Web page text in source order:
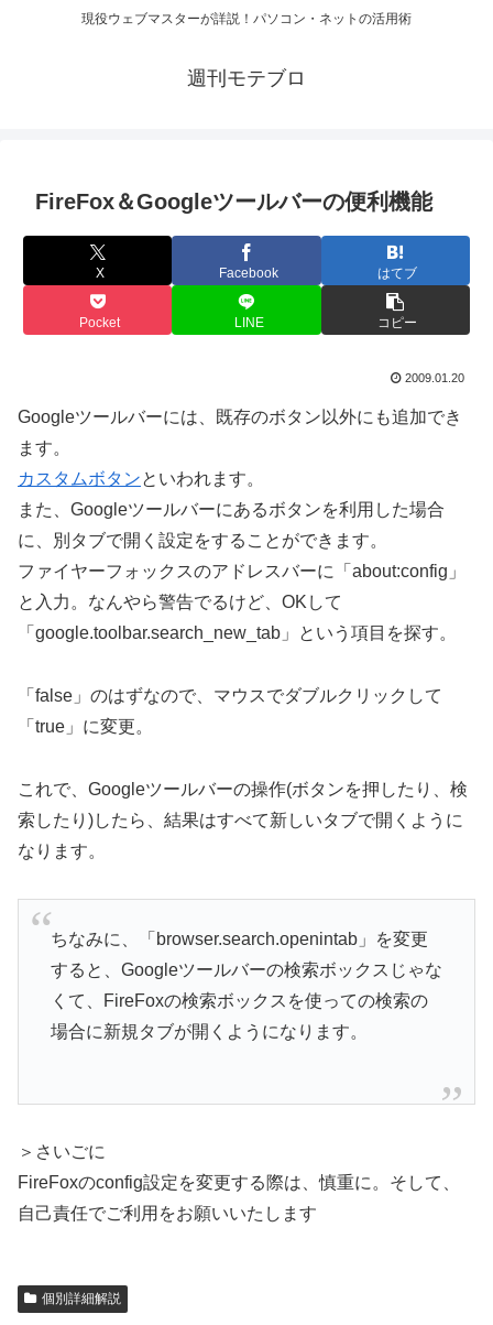
現役ウェブマスターが詳説！パソコン・ネットの活用術
週刊モテブロ
FireFox＆Googleツールバーの便利機能
X Facebook はてブ
Pocket LINE コピー
2009.01.20
Googleツールバーには、既存のボタン以外にも追加でき
ます。
カスタムボタンといわれます。
また、Googleツールバーにあるボタンを利用した場合
に、別タブで開く設定をすることができます。
ファイヤーフォックスのアドレスバーに「about:config」
と入力。なんやら警告でるけど、OKして
「google.toolbar.search_new_tab」という項目を探す。
「false」のはずなので、マウスでダブルクリックして
「true」に変更。
これで、Googleツールバーの操作(ボタンを押したり、検
索したり)したら、結果はすべて新しいタブで開くように
なります。
ちなみに、「browser.search.openintab」を変更
すると、Googleツールバーの検索ボックスじゃな
くて、FireFoxの検索ボックスを使っての検索の
場合に新規タブが開くようになります。
＞さいごに
FireFoxのconfig設定を変更する際は、慎重に。そして、
自己責任でご利用をお願いいたします
個別詳細解説